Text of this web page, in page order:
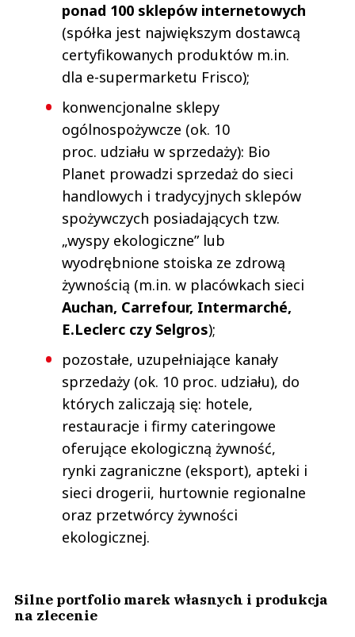
ponad 100 sklepów internetowych
(spółka jest największym dostawcą
certyfikowanych produktów m.in.
dla e-supermarketu Frisco);
konwencjonalne sklepy
ogólnospożywcze (ok. 10
proc. udziału w sprzedaży): Bio
Planet prowadzi sprzedaż do sieci
handlowych i tradycyjnych sklepów
spożywczych posiadających tzw.
„wyspy ekologiczne” lub
wyodrębnione stoiska ze zdrową
żywnością (m.in. w placówkach sieci
Auchan, Carrefour, Intermarché,
E.Leclerc czy Selgros);
pozostałe, uzupełniające kanały
sprzedaży (ok. 10 proc. udziału), do
których zaliczają się: hotele,
restauracje i firmy cateringowe
oferujące ekologiczną żywność,
rynki zagraniczne (eksport), apteki i
sieci drogerii, hurtownie regionalne
oraz przetwórcy żywności
ekologicznej.
Silne portfolio marek własnych i produkcja
na zlecenie